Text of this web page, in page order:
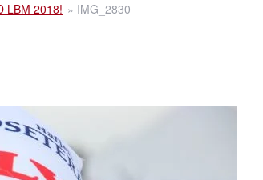
LBM 2018! » IMG_2830